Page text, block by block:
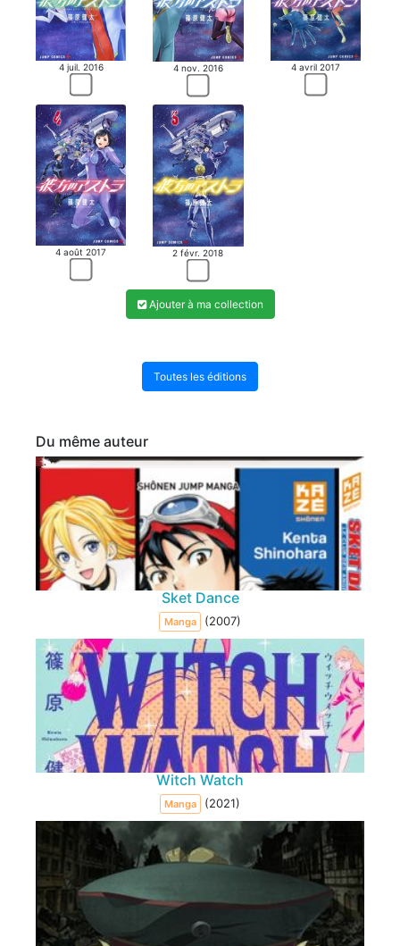
4 juil. 2016 4 nov. 2016 4 avril 2017
4 août 2017 2 févr. 2018
Ajouter à ma collection
Toutes les éditions
Du même auteur
Sket Dance
Manga (2007)
Witch Watch
Manga (2021)